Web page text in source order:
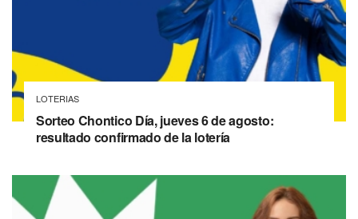
LOTERIAS
Sorteo Chontico Día, jueves 6 de agosto:
resultado confirmado de la lotería